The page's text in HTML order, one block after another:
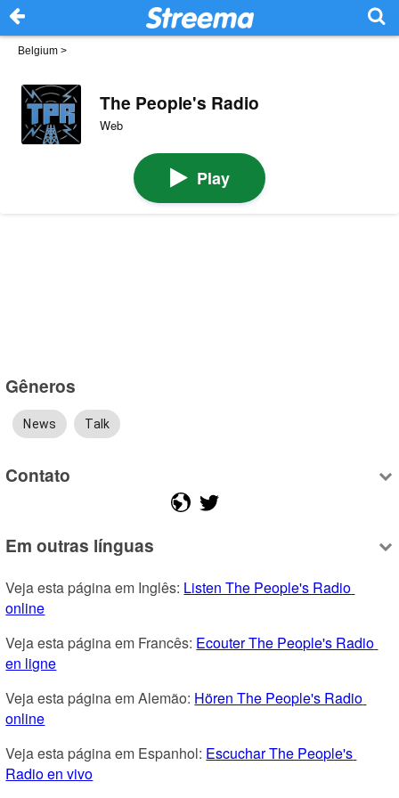
Belgium >
The People's Radio
Web
Play
Gêneros
News Talk
Contato
Em outras línguas
Veja esta página em Inglês: Listen The People's Radio
online
Veja esta página em Francês: Ecouter The People's Radio
en ligne
Veja esta página em Alemão: Hören The People's Radio
online
Veja esta página em Espanhol: Escuchar The People's
Radio en vivo